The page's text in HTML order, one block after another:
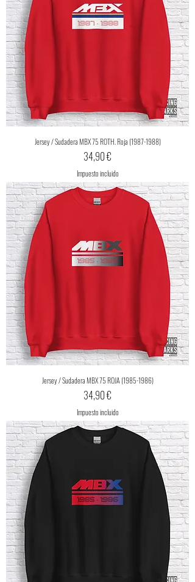
Jersey / Sudadera MBX 75 ROTH. Roja (1987-1988)
Precio
34,90 €
Impuesto incluido
Jersey / Sudadera MBX 75 ROJA (1985-1986)
Precio
34,90 €
Impuesto incluido